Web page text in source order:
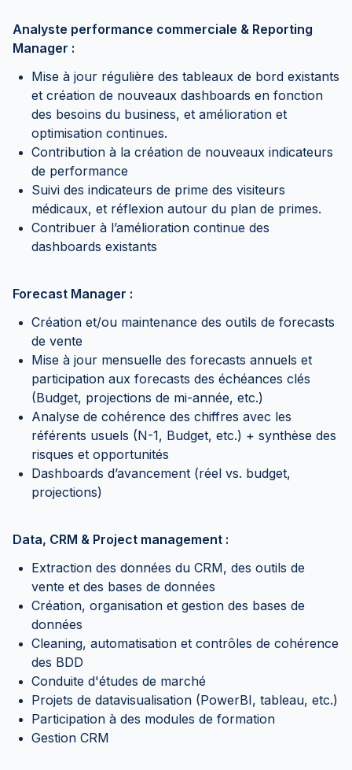
Analyste performance commerciale & Reporting
Manager :
Mise à jour régulière des tableaux de bord existants
et création de nouveaux dashboards en fonction
des besoins du business, et amélioration et
optimisation continues.
Contribution à la création de nouveaux indicateurs
de performance
Suivi des indicateurs de prime des visiteurs
médicaux, et réflexion autour du plan de primes.
Contribuer à l’amélioration continue des
dashboards existants
Forecast Manager :
Création et/ou maintenance des outils de forecasts
de vente
Mise à jour mensuelle des forecasts annuels et
participation aux forecasts des échéances clés
(Budget, projections de mi-année, etc.)
Analyse de cohérence des chiffres avec les
référents usuels (N-1, Budget, etc.) + synthèse des
risques et opportunités
Dashboards d’avancement (réel vs. budget,
projections)
Data, CRM & Project management :
Extraction des données du CRM, des outils de
vente et des bases de données
Création, organisation et gestion des bases de
données
Cleaning, automatisation et contrôles de cohérence
des BDD
Conduite d'études de marché
Projets de datavisualisation (PowerBI, tableau, etc.)
Participation à des modules de formation
Gestion CRM